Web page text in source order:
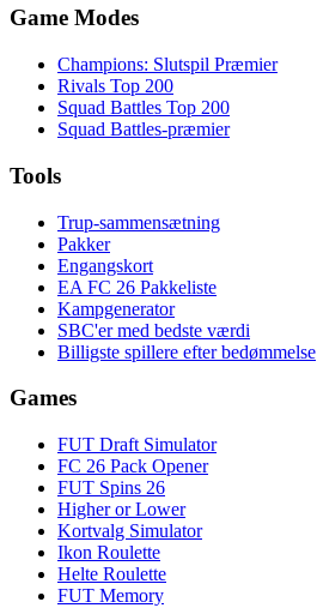
Game Modes
Champions: Slutspil Præmier
Rivals Top 200
Squad Battles Top 200
Squad Battles-præmier
Tools
Trup-sammensætning
Pakker
Engangskort
EA FC 26 Pakkeliste
Kampgenerator
SBC'er med bedste værdi
Billigste spillere efter bedømmelse
Games
FUT Draft Simulator
FC 26 Pack Opener
FUT Spins 26
Higher or Lower
Kortvalg Simulator
Ikon Roulette
Helte Roulette
FUT Memory